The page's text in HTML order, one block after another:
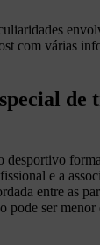
com várias
de
desportivo
e a
entre as
pode ser menor